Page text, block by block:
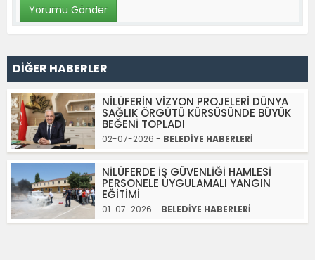
DİĞER HABERLER
NİLÜFERİN VİZYON PROJELERİ DÜNYA
SAĞLIK ÖRGÜTÜ KÜRSÜSÜNDE BÜYÜK
BEĞENİ TOPLADI
02-07-2026 - BELEDİYE HABERLERİ
NİLÜFERDE İŞ GÜVENLİĞİ HAMLESİ
PERSONELE UYGULAMALI YANGIN
EĞİTİMİ
01-07-2026 - BELEDİYE HABERLERİ